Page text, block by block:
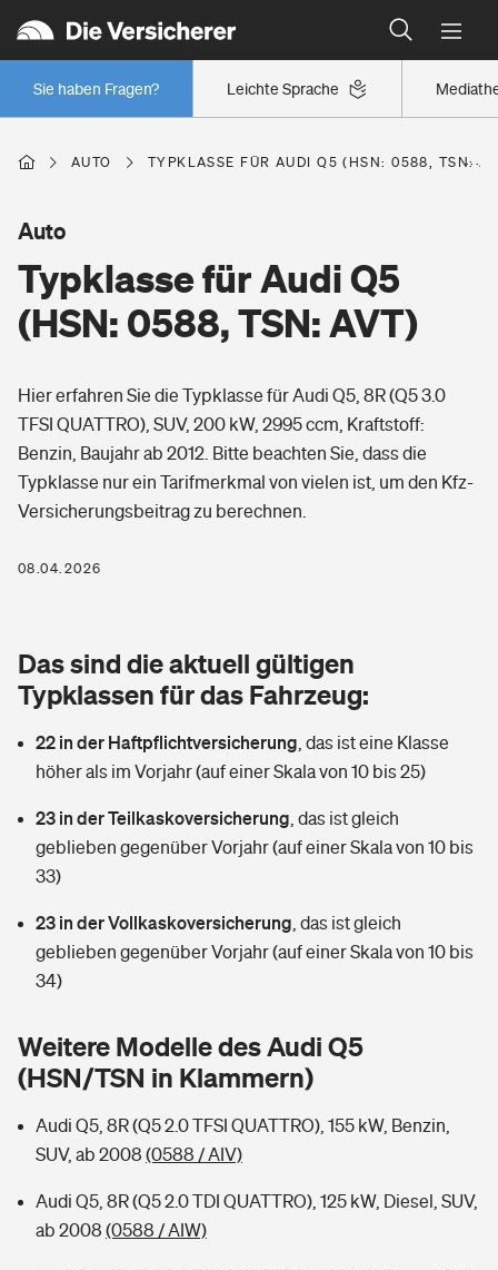
Leichte Sprache
Sie haben Fragen?
Wer versichert was: Jetzt Versicherer finden
Regionalklassen: So ist Ihre Region eingestuft
Wer versichert was: Jetzt Versicherer finden
Berufsunfähigkeitsversicherung
Erwerbsunfähigkeitsversicherung
Grundfähigkeitsversicherung
Arbeitsrechtsschutz
Berufshaftpflichtversicherung
Zur Übersicht
Tools
Wer versichert was: Jetzt Versicherer finden
Sie haben Fragen?
Wohnen
Elementarversicherung
Glasversicherung
Mietkautionsversicherung
Restkreditversicherung
Tools
Hochwasser-Check: Wie gefährdet ist Ihr Haus?
Sie haben Fragen?
Freizeit
Pri­vate Haft­pflicht­
Kinderunfall­ver­si­che­rung
Kinderinvalidität
Reiseversicherung
Hundehalter-Haftpflicht
Handyversicherung
Private Cyberversicherung
Zur Übersicht
Gesundheit
Private Krankenversicherung
Dread-Disease-Versicherung
Tierkrankenversicherung
Tools
Wer versichert was: Jetzt Versicherer finden
Rentenrechner: Wie viel Geld bekomme ich im Alter?
AUTO TYPKLASSE FÜR AUDI Q5 (HSN: 0588, TSN:
Typklasse für Audi Q5
(HSN: 0588, TSN: AVT)
Auto
Hier erfahren Sie die Typklasse für Audi Q5, 8R (Q5 3.0
TFSI QUATTRO), SUV, 200 kW, 2995 ccm, Kraftstoff:
Benzin, Baujahr ab 2012. Bitte beachten Sie, dass die
Typklasse nur ein Tarifmerkmal von vielen ist, um den Kfz-
Versicherungsbeitrag zu berechnen.
08.04.2026
Das sind die aktuell gültigen
Typklassen für das Fahrzeug:
22 in der Haftpflichtversicherung das ist eine Klasse
höher als im Vorjahr (auf einer Skala von 10 bis 25)
23 in der Teilkaskoversicherung das ist gleich
geblieben gegenüber Vorjahr (auf einer Skala von 10 bis
33)
23 in der Vollkaskoversicherung das ist gleich
geblieben gegenüber Vorjahr (auf einer Skala von 10 bis
34)
Weitere Modelle des Audi Q5
(HSN/TSN in Klammern)
Audi Q5, 8R (Q5 2.0 TFSI QUATTRO), 155 kW, Benzin,
SUV, ab 2008 (0588 / AIV)
Audi Q5, 8R (Q5 2.0 TDI QUATTRO), 125 kW, Diesel, SUV,
ab 2008 (0588 / AIW)